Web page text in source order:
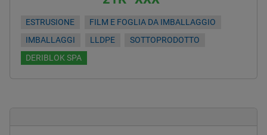
ESTRUSIONE
FILM E FOGLIA DA IMBALLAGGIO
IMBALLAGGI
LLDPE
SOTTOPRODOTTO
DERIBLOK SPA